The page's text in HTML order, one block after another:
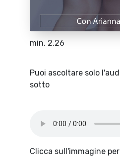
min. 2.26
Puoi ascoltare solo
sotto
Clicca sull'immagine